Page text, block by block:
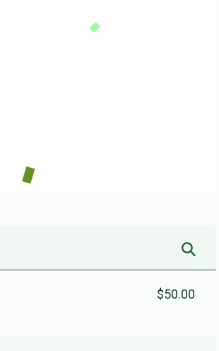
$50.00